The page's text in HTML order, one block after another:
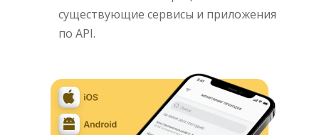
существующие сервисы и приложения
по API.